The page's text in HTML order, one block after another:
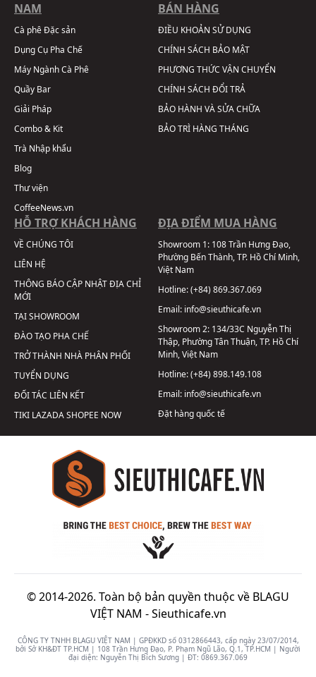
NAM
Cà phê Đặc sản
Dụng Cụ Pha Chế
Máy Ngành Cà Phê
Quầy Bar
Giải Pháp
Combo & Kit
Trà Nhập khẩu
Blog
Thư viện
CoffeeNews.vn
BÁN HÀNG
ĐIỀU KHOẢN SỬ DỤNG
CHÍNH SÁCH BẢO MẬT
PHƯƠNG THỨC VẬN CHUYỂN
CHÍNH SÁCH ĐỔI TRẢ
BẢO HÀNH VÀ SỬA CHỮA
BẢO TRÌ HÀNG THÁNG
HỖ TRỢ KHÁCH HÀNG
VỀ CHÚNG TÔI
LIÊN HỆ
THÔNG BÁO CẬP NHẬT ĐỊA CHỈ
MỚI
TẠI SHOWROOM
ĐÀO TẠO PHA CHẾ
TRỞ THÀNH NHÀ PHÂN PHỐI
TUYỂN DỤNG
ĐỐI TÁC LIÊN KẾT
TIKI LAZADASHOPEE NOW
ĐỊA ĐIỂM MUA HÀNG
Showroom 1: 108 Trần Hưng Đạo,
Phường Bến Thành, TP. Hồ Chí Minh,
Việt Nam
Hotline:(+84) 869.367.069
Email: info@sieuthicafe.vn
Showroom 2: 134/33C Nguyễn Thị
Thập, Phường Tân Thuận, TP. Hồ Chí
Minh, Việt Nam
Hotline:(+84) 898.149.108
Email: info@sieuthicafe.vn
Đặt hàng quốc tế
© 2014-2026. Toàn bộ bản quyền thuộc về BLAGU
VIỆT NAM -Sieuthicafe.vn
CÔNG TY TNHH BLAGU VIỆT NAM | GPĐKKD số 0312866443, cấp ngày 23/07/2014,
bởi Sở KH&ĐT TP.HCM | 108 Trần Hưng Đạo, P. Phạm Ngũ Lão, Q.1, TP.HCM | Người
đại diện: Nguyễn Thị Bích Sương | ĐT: 0869.367.069